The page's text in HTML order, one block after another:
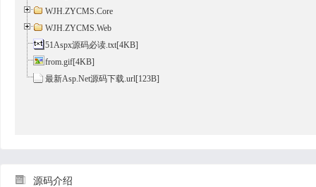
WJH.ZYCMS.Core
WJH.ZYCMS.Web
51Aspx源码必读.txt[4KB]
from.gif[4KB]
最新Asp.Net源码下载.url[123B]
 源码介绍